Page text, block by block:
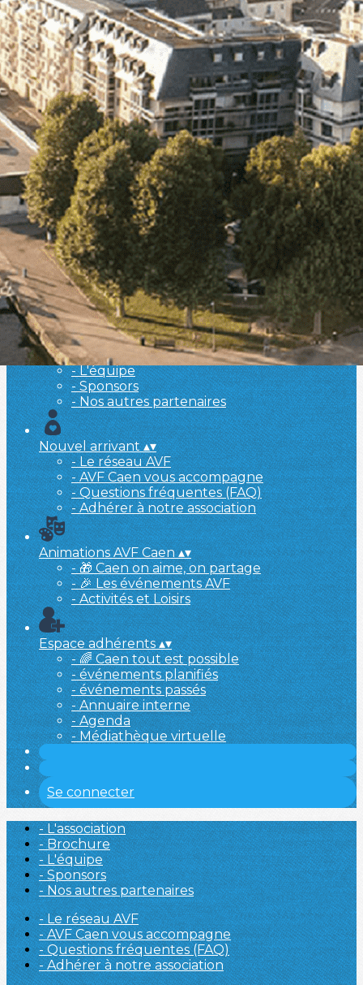
Exporter les lignes sélectionnées
Exporter toutes les colonnes
Exporter uniquement les colonnes affichées
Menu
<
>
- 🎁 Caen on aime, on partage
- 🎉 Les événements AVF
- Activités et Loisirs
Ajoutez un logo, un bouton, des réseaux sociaux
Cliquez pour éditer
L'association▴▾
- L'association
- Brochure
- L'équipe
- Sponsors
- Nos autres partenaires
Nouvel arrivant▴▾
- Le réseau AVF
- AVF Caen vous accompagne
- Questions fréquentes (FAQ)
- Adhérer à notre association
Animations AVF Caen▴▾
- 🎁 Caen on aime, on partage
- 🎉 Les événements AVF
- Activités et Loisirs
Espace adhérents▴▾
- 🌈 Caen tout est possible
- événements planifiés
- événements passés
- Annuaire interne
- Agenda
- Médiathèque virtuelle
Se connecter
- L'association
- Brochure
- L'équipe
- Sponsors
- Nos autres partenaires
- Le réseau AVF
- AVF Caen vous accompagne
- Questions fréquentes (FAQ)
- Adhérer à notre association